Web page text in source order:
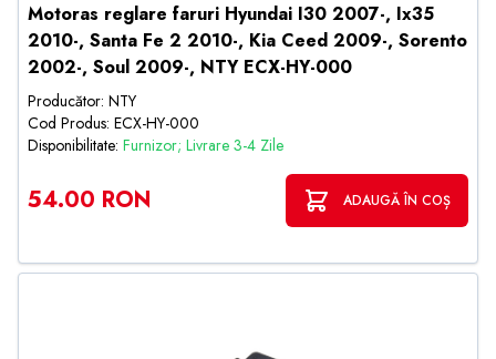
Motoras reglare faruri Hyundai I30 2007-, Ix35
2010-, Santa Fe 2 2010-, Kia Ceed 2009-, Sorento
2002-, Soul 2009-, NTY ECX-HY-000
Producător: NTY
Cod Produs: ECX-HY-000
Disponibilitate: Furnizor; Livrare 3-4 Zile
54.00 RON ADAUGĂ ÎN COȘ